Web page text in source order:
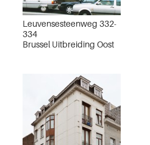
Leuvensesteenweg 332-
334
Brussel Uitbreiding Oost